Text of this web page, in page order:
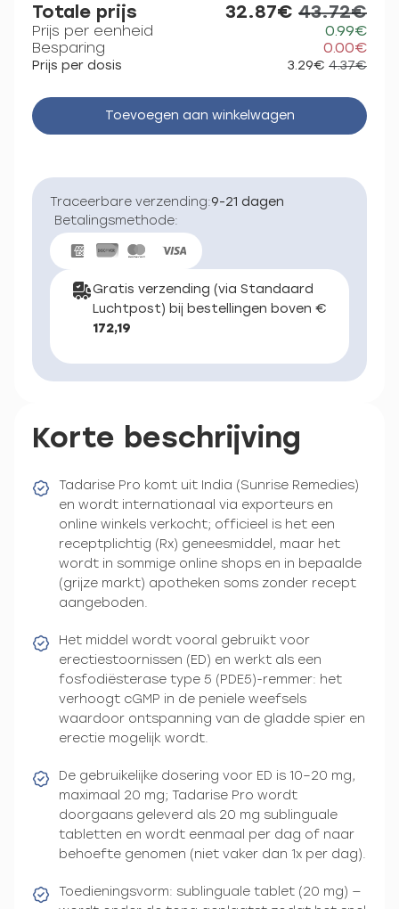
Totale prijs 32.87€ 43.72€
Prijs per eenheid
0.99€
Besparing
0.00€
Prijs per dosis 3.29€ 4.37€
Toevoegen aan winkelwagen
Traceerbare verzending:9-21 dagen
Betalingsmethode:
Gratis verzending (via Standaard
Luchtpost) bij bestellingen boven €
172,19
Korte beschrijving
Tadarise Pro komt uit India (Sunrise Remedies)
en wordt internationaal via exporteurs en
online winkels verkocht; officieel is het een
receptplichtig (Rx) geneesmiddel, maar het
wordt in sommige online shops en in bepaalde
(grijze markt) apotheken soms zonder recept
aangeboden.
Het middel wordt vooral gebruikt voor
erectiestoornissen (ED) en werkt als een
fosfodiësterase type 5 (PDE5)-remmer: het
verhoogt cGMP in de peniele weefsels
waardoor ontspanning van de gladde spier en
erectie mogelijk wordt.
De gebruikelijke dosering voor ED is 10–20 mg,
maximaal 20 mg; Tadarise Pro wordt
doorgaans geleverd als 20 mg sublinguale
tabletten en wordt eenmaal per dag of naar
behoefte genomen (niet vaker dan 1x per dag).
Toedieningsvorm: sublinguale tablet (20 mg) —